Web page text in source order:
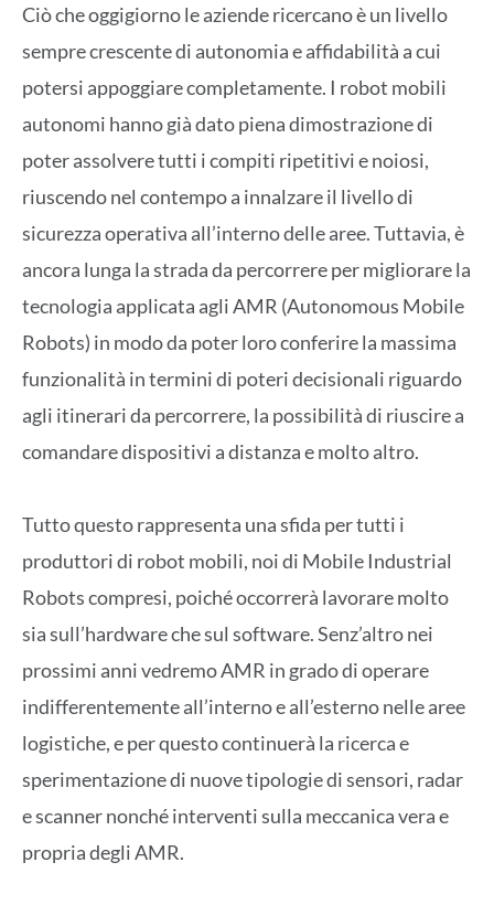
Ciò che oggigiorno le aziende ricercano è un livello
sempre crescente di autonomia e affidabilità a cui
potersi appoggiare completamente. I robot mobili
autonomi hanno già dato piena dimostrazione di
poter assolvere tutti i compiti ripetitivi e noiosi,
riuscendo nel contempo a innalzare il livello di
sicurezza operativa all’interno delle aree. Tuttavia, è
ancora lunga la strada da percorrere per migliorare la
tecnologia applicata agli AMR (Autonomous Mobile
Robots) in modo da poter loro conferire la massima
funzionalità in termini di poteri decisionali riguardo
agli itinerari da percorrere, la possibilità di riuscire a
comandare dispositivi a distanza e molto altro.
Tutto questo rappresenta una sfida per tutti i
produttori di robot mobili, noi di Mobile Industrial
Robots compresi, poiché occorrerà lavorare molto
sia sull’hardware che sul software. Senz’altro nei
prossimi anni vedremo AMR in grado di operare
indifferentemente all’interno e all’esterno nelle aree
logistiche, e per questo continuerà la ricerca e
sperimentazione di nuove tipologie di sensori, radar
e scanner nonché interventi sulla meccanica vera e
propria degli AMR.